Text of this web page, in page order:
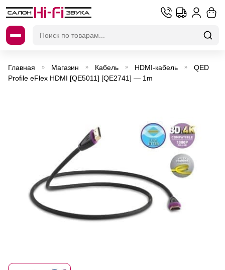
Главная » Магазин » Кабель » HDMI-кабель »
QED
Profile eFlex HDMI [QE5011] [QE2741] — 1m